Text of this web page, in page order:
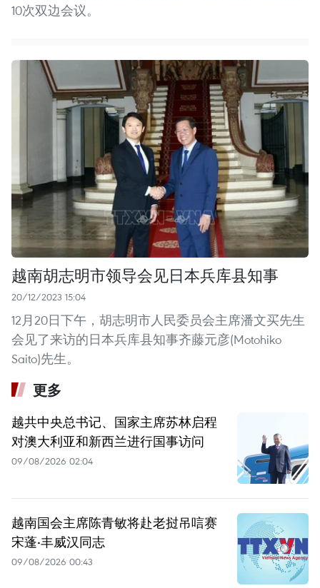
10次双边会议。
越南胡志明市领导会见日本兵库县知事
20/12/2023 15:04
12月20日下午，胡志明市人民委员会主席潘文买先生
会见了来访的日本兵库县知事齐藤元彦(Motohiko
Saito)先生。
更多
越共中央总书记、国家主席苏林启程
对澳大利亚和新西兰进行国事访问
09/08/2026 02:04
越南国会主席陈青敏将赴老挝吊唁赛
宋蓬·丰威汉同志
09/08/2026 00:43